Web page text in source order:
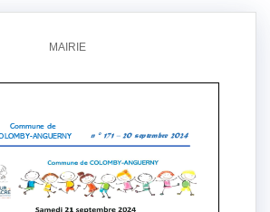
MAIRIE